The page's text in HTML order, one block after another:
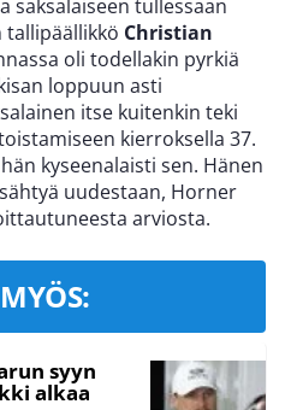
saksalaiseen tullessaan
tallipäällikkö Christian
oli todellakin pyrkiä
loppuun asti
itse kuitenkin teki
kierroksella 37.
kyseenalaisti sen. Hänen
uudestaan, Horner
arviosta.
syyn
alkaa